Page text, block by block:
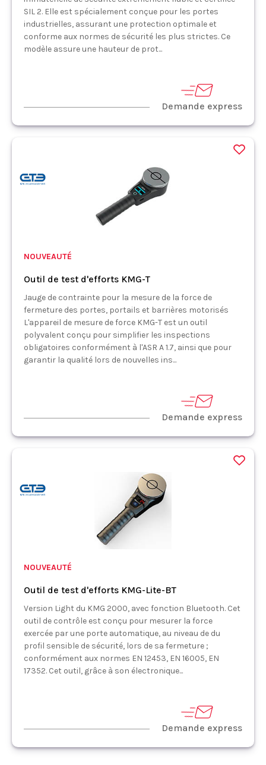
SIL 2. Elle est spécialement conçue pour les portes
industrielles, assurant une protection optimale et
conforme aux normes de sécurité les plus strictes. Ce
modèle assure une hauteur de prot...
Demande express
NOUVEAUTÉ
Outil de test d'efforts KMG-T
Jauge de contrainte pour la mesure de la force de
fermeture des portes, portails et barrières motorisés
L'appareil de mesure de force KMG-T est un outil
polyvalent conçu pour simplifier les inspections
obligatoires conformément à l'ASR A 1.7, ainsi que pour
garantir la qualité lors de nouvelles ins...
Demande express
NOUVEAUTÉ
Outil de test d'efforts KMG-Lite-BT
Version Light du KMG 2000, avec fonction Bluetooth. Cet
outil de contrôle est conçu pour mesurer la force
exercée par une porte automatique, au niveau de du
profil sensible de sécurité, lors de sa fermeture ;
conformément aux normes EN 12453, EN 16005, EN
17352. Cet outil, grâce à son électronique...
Demande express